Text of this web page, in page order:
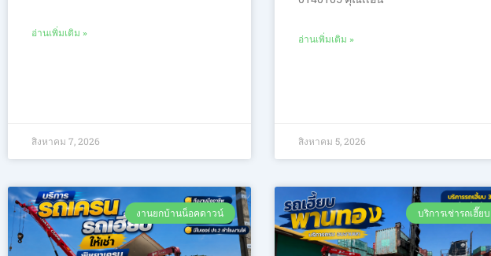
อ่านเพิ่มเติม »
สิงหาคม 7, 2026
อ่านเพิ่มเติม »
สิงหาคม 5, 2026
งานยกบ้านน็อคดาวน์ บริการเช่ารถเฮี๊ยบ